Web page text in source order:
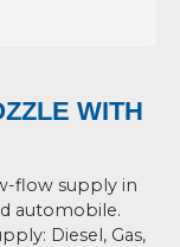
WITH
flow supply in
automobile.
Diesel, Gas,